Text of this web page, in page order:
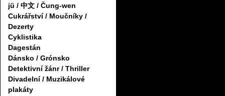
jü / 中文 / Čung-wen
Cukrářství / Moučníky /
Dezerty
Cyklistika
Dagestán
Dánsko / Grónsko
Detektivní žánr / Thriller
Divadelní / Muzikálové
plakáty